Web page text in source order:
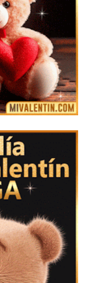
Nombres para